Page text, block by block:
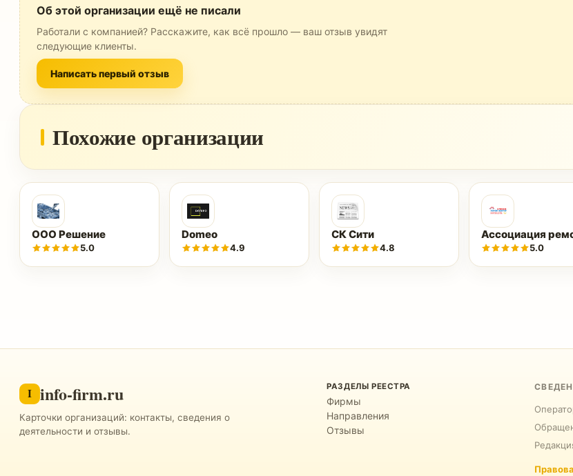
Об этой организации ещё не писали
Работали с компанией? Расскажите, как всё прошло — ваш отзыв увидят
следующие клиенты.
Написать первый отзыв
Похожие организации
ООО Решение
5.0
Domeo
4.9
СК Сити
4.8
Ассоциация
5.0
I info-firm.ru
Карточки организаций: контакты, сведения о
деятельности и отзывы.
РАЗДЕЛЫ РЕЕСТРА
Фирмы
Направления
Отзывы